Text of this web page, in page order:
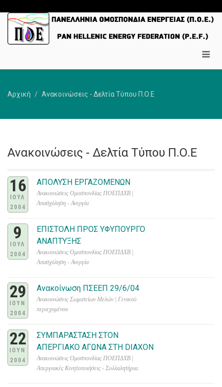
Αρχική Ανακοινώσεις - Δελτία Τύπου Π.Ο.Ε
Ανακοινώσεις - Δελτία Τύπου Π.Ο.Ε
16
ΙΟΥΛ
2004
ΑΠΟΛΥΣΗ ΕΡΓΑΖΟΜΕΝΩΝ
Ανακοινώσεις Ομοσπονδίας ΠΟΕΠΔΧΒ |
Απασχόληση - Ανεργία
9
ΙΟΥΛ
2004
ΕΠΙΣΤΟΛΗ ΠΡΟΣ ΥΦΥΠΟΥΡΓΟ
ΑΝΑΠΤΥΞΗΣ
Ανακοινώσεις Ομοσπονδίας ΠΟΕΠΔΧΒ |
Απασχόληση - Ανεργία
29
ΙΟΥΝ
2004
Aνακοίνωση ΠΣΕΕΠ 29/6/04
Ανακοινώσεις Σωματείων Μελών | Γενικού
περιεχομένου
22
ΙΟΥΝ
2004
ΣΥΜΠΑΡΑΣΤΑΣΗ ΣΤΟΝ
ΑΠΕΡΓΙΑΚΟ ΑΓΩΝΑ ΣΤΗ DIAXON
Ανακοινώσεις Ομοσπονδίας ΠΟΕΠΔΧΒ |
Απεργιακές Κινητοποιήσεις - Συλλαλητήρια